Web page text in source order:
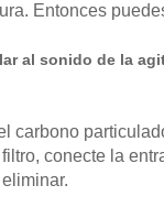
Entonces
al sonido de la
carbono
conecte la